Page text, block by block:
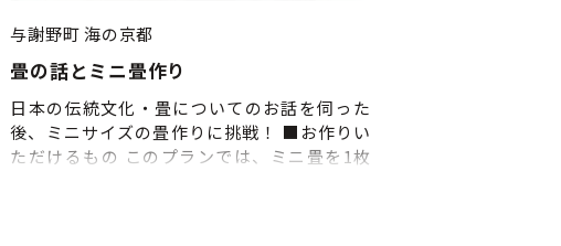
分） ⑥成相寺（約20分） ⑦解散 ※上記の流
れは目安です。 当日の状況によって流れが変
更になる場合がありますので、あらかじめご
了承ください。
与謝野町海の京都
畳の話とミニ畳作り
日本の伝統文化・畳についてのお話を伺った
後、ミニサイズの畳作りに挑戦！ ■お作りい
ただけるもの このプランでは、ミニ畳を1枚